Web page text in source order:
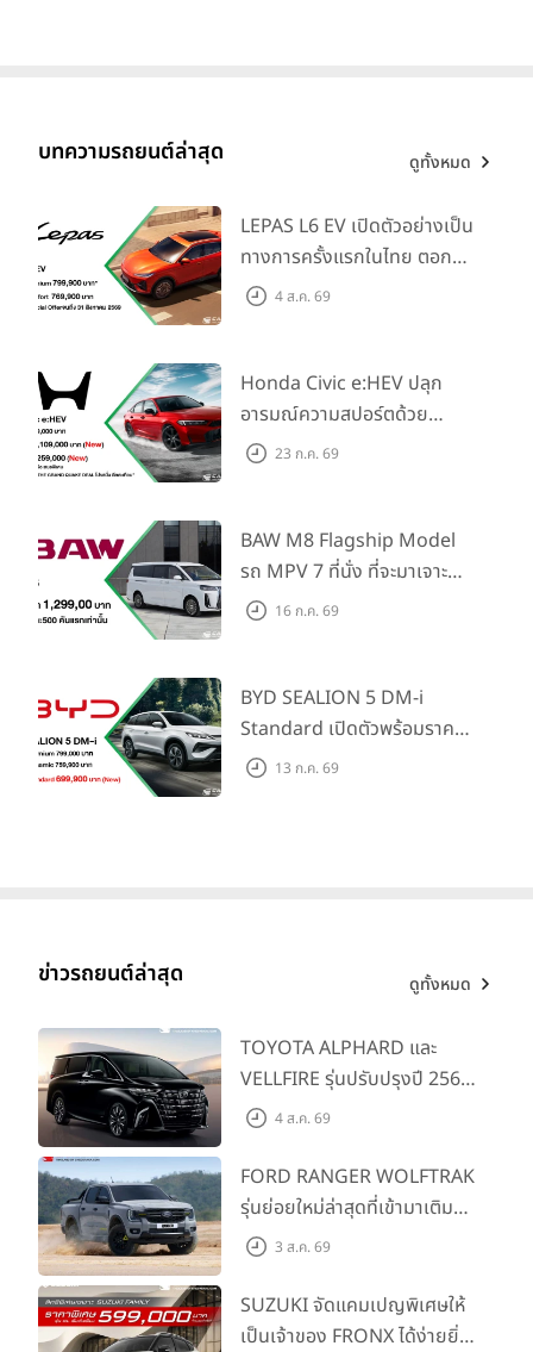
บทความรถยนต์ล่าสุด ดูทั้งหมด
LEPAS L6 EV เปิดตัวอย่างเป็น
ทางการครั้งแรกในไทย ตอกย้ำ
วิสัยทัศน์ “Drive Your
4 ส.ค. 69
Honda Civic e:HEV ปลุก
อารมณ์ความสปอร์ตด้วย
Honda S+ Shift ครั้งแรกใน
Traffic Monitor เพียงจอง
ภายใน 31 ก.ค. 2569 รับบัตร
น้ำมันมูลค่า 10,000 บาท
23 ก.ค. 69
BAW M8 Flagship Model
รถ MPV 7 ที่นั่ง ที่จะมาเจาะ
ตลาดครอบครัวและองค์กรยุค
แรก)
16 ก.ค. 69
BYD SEALION 5 DM-i
Standard เปิดตัวพร้อมราคา
คาดการณ์ 699,900 บาท รุ่น
13 ก.ค. 69
ข่าวรถยนต์ล่าสุด ดูทั้งหมด
TOYOTA ALPHARD และ
VELLFIRE รุ่นปรับปรุงปี 2569
พร้อมรุ่นย่อยใหม่ HEV
4 ส.ค. 69
FORD RANGER WOLFTRAK
รุ่นย่อยใหม่ล่าสุดที่เข้ามาเติม
เต็มไลน์อัป พร้อมตอบโจทย์ทุก
พร้อมลุย ด้วยราคาพิเศษเริ่ม
ต้นที่ 9.49 แสนบาท
3 ส.ค. 69
SUZUKI จัดแคมเปญพิเศษให้
เป็นเจ้าของ FRONX ได้ง่ายยิ่ง